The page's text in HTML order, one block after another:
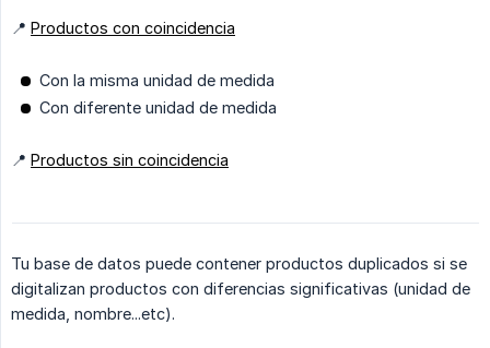
📍 Productos con coincidencia
Con la misma unidad de medida
Con diferente unidad de medida
📍 Productos sin coincidencia
Tu base de datos puede contener productos duplicados si se
digitalizan productos con diferencias significativas (unidad de
medida, nombre...etc).